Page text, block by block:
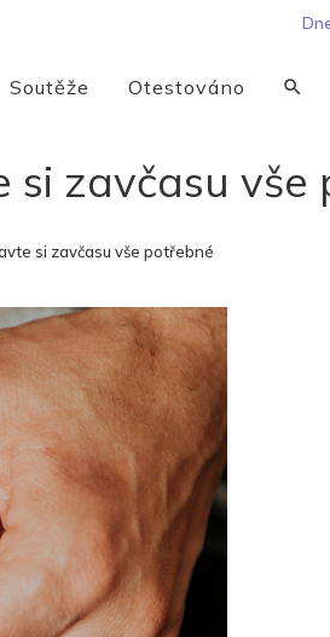
Soutěže Otestováno
zavčasu vše
si zavčasu vše potřebné